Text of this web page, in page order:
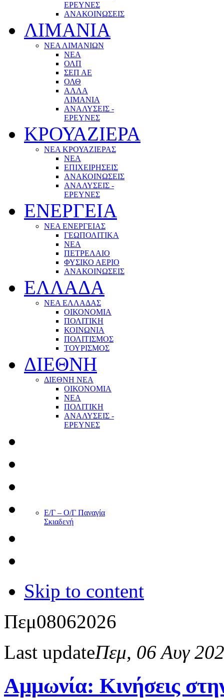
ΕΡΕΥΝΕΣ
ΑΝΑΚΟΙΝΩΣΕΙΣ
ΛΙΜΑΝΙΑ
ΝΕΑ ΛΙΜΑΝΙΩΝ
ΝΕΑ
ΟΛΠ
ΣΕΠ ΑΕ
ΟΛΘ
ΑΛΛΑ
ΛΙΜΑΝΙΑ
ΑΝΑΛΥΣΕΙΣ -
ΕΡΕΥΝΕΣ
ΚΡΟΥΑΖΙΕΡΑ
ΝΕΑ ΚΡΟΥΑΖΙΕΡΑΣ
NEA
ΕΠΙΧΕΙΡΗΣΕΙΣ
ΑΝΑΚΟΙΝΩΣΕΙΣ
ΑΝΑΛΥΣΕΙΣ -
ΕΡΕΥΝΕΣ
ΕΝΕΡΓΕΙΑ
ΝΕΑ ΕΝΕΡΓΕΙΑΣ
ΓΕΩΠΟΛΙΤΙΚΑ
ΝΕΑ
ΠΕΤΡΕΛΑΙΟ
ΦΥΣΙΚΟ ΑΕΡΙΟ
ΑΝΑΚΟΙΝΩΣΕΙΣ
ΕΛΛΑΔΑ
ΝΕΑ ΕΛΛΑΔΑΣ
ΟΙΚΟΝΟΜΙΑ
ΠΟΛΙΤΙΚΗ
ΚΟΙΝΩΝΙΑ
ΠΟΛΙΤΙΣΜΟΣ
ΤΟΥΡΙΣΜΟΣ
ΔΙΕΘΝΗ
ΔΙΕΘΝΗ ΝΕΑ
ΟΙΚΟΝΟΜΙΑ
ΝΕΑ
ΠΟΛΙΤΙΚΗ
ΑΝΑΛΥΣΕΙΣ -
ΕΡΕΥΝΕΣ
Ε/Γ – Ο/Γ Παναγία
Σκιαδενή
Skip to content
Πεμ08062026
Last updateΠεμ, 06 Αυγ
Αμμωνία: Κινήσεις